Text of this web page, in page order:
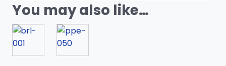
You may also like…